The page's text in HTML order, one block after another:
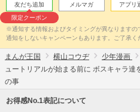
友だち追加
限定クーポン
メルマガ アプリ
※通知する情報およびタイミングが異なります
通知をしないキャンペーンもあります。ご了承く
まんが王国 横山コウヂ 少年漫画
ュートリアルが始まる前に ボスキャラ
の事
お得感No.1表記について